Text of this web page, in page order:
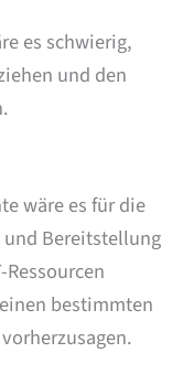
es schwierig,
und den
wäre es für die
Bereitstellung
bestimmten